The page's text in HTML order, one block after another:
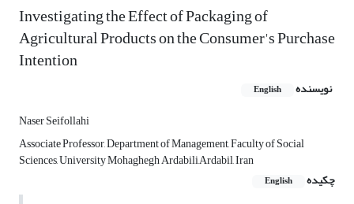
Investigating the Effect of Packaging of
Agricultural Products on the Consumer's Purchase
Intention
نویسنده English
Naser Seifollahi
Associate Professor, Department of Management, Faculty of Social
Sciences, University Mohaghegh Ardabili,Ardabil, Iran
چکیده
English